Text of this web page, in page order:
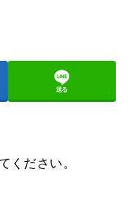
送る
ください。